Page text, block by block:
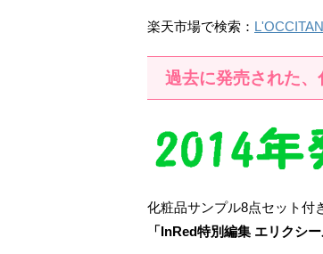
楽天市場で検索：
過去に発売された
化粧品サンプル8点セット付
「InRed特別編集 エリクシー